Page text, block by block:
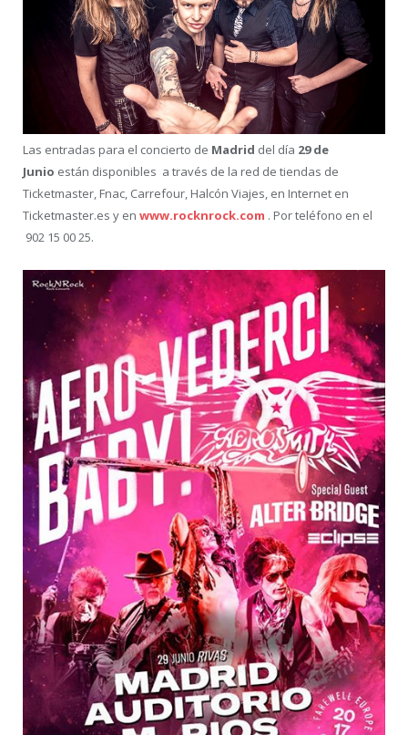
Las entradas para el concierto de Madrid del día 29 de
Junio están disponibles a través de la red de tiendas de
Ticketmaster, Fnac, Carrefour, Halcón Viajes, en Internet en
Ticketmaster.es y en www.rocknrock.com . Por teléfono en el
902 15 00 25.